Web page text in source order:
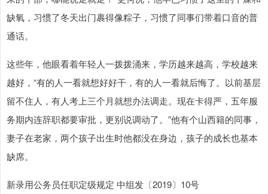
缺氧，习惯了冬天出门裹得像粽子，习惯了同事们带着口音的普
通话。
这些年，他眼看着年轻人一拨拨涌来，学历越来越高，学校越来
越好，“有的人一看就想好好干，有的人一看就后悔了。以前基层
留不住人，有人考上三个月就想办法调走。现在卡得严，五年服
务期内连辞职都要审批，更别说调动了。”他有个山西籍的同事，
妻子在老家，两个孩子出生时他都没在身边，孩子的成长也基本
缺席。
新录用公务员任职定级规定 中组发〔2019〕10号